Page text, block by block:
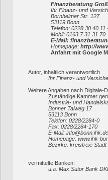
Finanzberatung Groß
Ihr Finanz- und
Bornheimer Str. 127
53119 Bonn
Telefon: 0228 30 40 11
Mobil: 0163 7 31 31 70
E-Mail:
Homepage: http://
Anfahrt mit Google
Autor, inhaltlich verantwortlich
Ihr Finanz- und
Weitere Angaben nach Digitale-
Zuständige Kammer
Industrie- und
Bonner Talweg 17
53113 Bonn
Telefon: 0228/2284-0
Fax: 0228/2284-170
E-Mail: info@bonn.ihk.de
Homepage: www.ihk-
Bezirke: kreisfreie
vermittelte Banken:
u.a. Max Sutor Bank